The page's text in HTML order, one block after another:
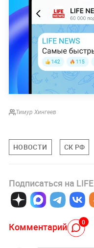
Тимур Хингеев
НОВОСТИ СК РФ
Подписаться на LIFE
Комментарий 0